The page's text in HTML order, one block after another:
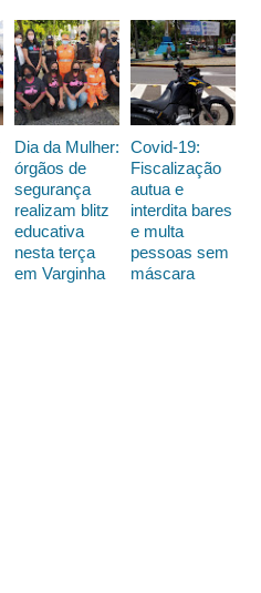
Dia da Mulher:
órgãos de
segurança
realizam blitz
educativa
nesta terça
em Varginha
Covid-19:
Fiscalização
autua e
interdita bares
e multa
pessoas sem
máscara